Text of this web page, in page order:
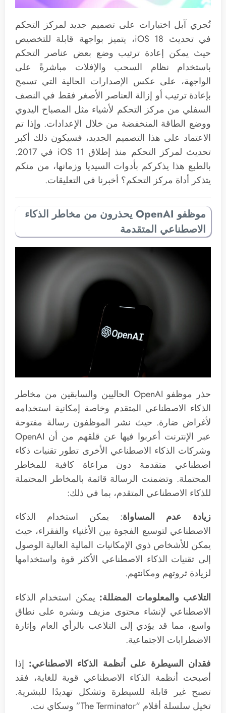
تُجري آبل اختبارات على تصميم جديد لمركز التحكم
في تحديث iOS 18، يتميز بواجهة قابلة للتخصيص
حيث يمكن إعادة ترتيب وضع بعض عناصر التحكم
باستخدام نظام السحب والإفلات مباشرةً على
الواجهة، على عكس الإصدارات الحالية التي تسمح
بإعادة ترتيب أو إزالة العناصر الأصغر فقط في النصف
السفلي من مركز التحكم لأشياء مثل المصباح اليدوي
ووضع الطاقة المنخفضة من خلال الإعدادات. وإذا تم
الاعتماد على هذا التصميم الجديد، فسيكون ذلك أكبر
تحديث لمركز التحكم منذ إطلاق iOS 11 في 2017.
بالطبع هذا يذكركم بأدوات السيديا وزمانها، من منكم
يتذكر أداة مركز التحكم؟ أخبرنا في التعليقات.
موظفو OpenAI يحذرون من مخاطر الذكاء
الاصطناعي المتقدمة
حذر موظفو OpenAI الحاليين والسابقين من مخاطر
الذكاء الاصطناعي المتقدم وخاصة إمكانية استخدامه
لأغراض ضارة. حيث نشر الموظفون رسالة مفتوحة
عبر الإنترنت أعربوا فيها عن قلقهم من أن OpenAI
وشركات الذكاء الاصطناعي الأخرى تطور تقنيات ذكاء
اصطناعي متقدمة دون مراعاة كافية للمخاطر
المحتملة. وتضمنت الرسالة قائمة بالمخاطر المحتملة
للذكاء الاصطناعي المتقدم، بما في ذلك:
زيادة عدم المساواة: يمكن استخدام الذكاء
الاصطناعي لتوسيع الفجوة بين الأغنياء والفقراء، حيث
يمكن للأشخاص ذوي الإمكانيات المالية العالية الوصول
إلى تقنيات الذكاء الاصطناعي الأكثر قوة واستخدامها
لزيادة ثروتهم ومكانتهم.
التلاعب والمعلومات المضللة: يمكن استخدام الذكاء
الاصطناعي لإنشاء محتوى مزيف ونشره على نطاق
واسع، مما قد يؤدي إلى التلاعب بالرأي العام وإثارة
الاضطرابات الاجتماعية.
فقدان السيطرة على أنظمة الذكاء الاصطناعي: إذا
أصبحت أنظمة الذكاء الاصطناعي قوية للغاية، فقد
تصبح غير قابلة للسيطرة وتشكل تهديدًا للبشرية.
تخيل سلسلة أفلام “The Terminator” وسكاي نت.